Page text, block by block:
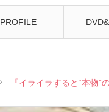
PROFILE
『イライラすると“本物